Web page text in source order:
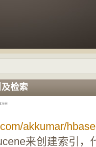
检索
akkumar/
来创建索引，